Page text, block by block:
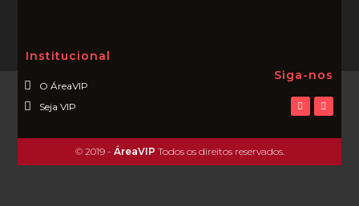
Institucional
O ÁreaVIP
Seja VIP
Siga-nos
© 2019 - ÁreaVIP Todos os direitos reservados.